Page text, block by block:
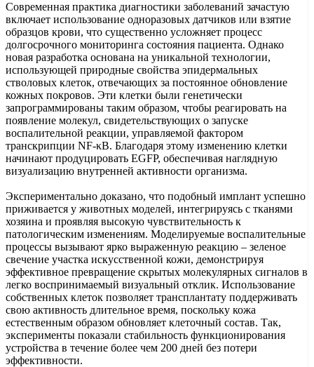
Современная практика диагностики заболеваний зачастую
включает использование одноразовых датчиков или взятие
образцов крови, что существенно усложняет процесс
долгосрочного мониторинга состояния пациента. Однако
новая разработка основана на уникальной технологии,
использующей природные свойства эпидермальных
стволовых клеток, отвечающих за постоянное обновление
кожных покровов. Эти клетки были генетически
запрограммированы таким образом, чтобы реагировать на
появление молекул, свидетельствующих о запуске
воспалительной реакции, управляемой фактором
транскрипции NF-κB. Благодаря этому изменению клетки
начинают продуцировать EGFP, обеспечивая наглядную
визуализацию внутренней активности организма.
Экспериментально доказано, что подобный имплант успешно
приживается у животных моделей, интегрируясь с тканями
хозяина и проявляя высокую чувствительность к
патологическим изменениям. Моделируемые воспалительные
процессы вызывают ярко выраженную реакцию – зеленое
свечение участка искусственной кожи, демонстрируя
эффективное превращение скрытых молекулярных сигналов в
легко воспринимаемый визуальный отклик. Использование
собственных клеток позволяет трансплантату поддерживать
свою активность длительное время, поскольку кожа
естественным образом обновляет клеточный состав. Так,
эксперименты показали стабильность функционирования
устройства в течение более чем 200 дней без потери
эффективности.